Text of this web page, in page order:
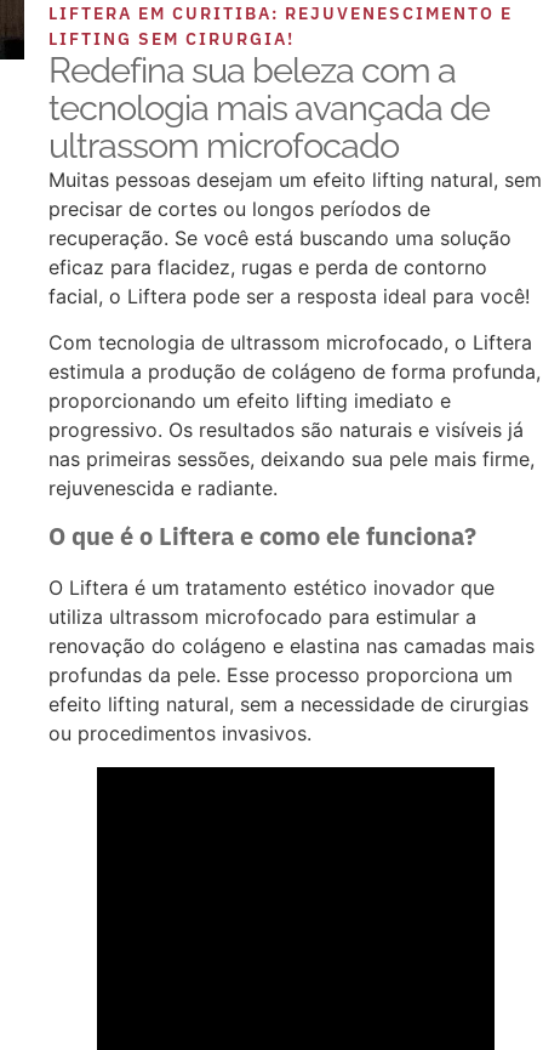
LIFTERA EM CURITIBA: REJUVENESCIMENTO E
LIFTING SEM CIRURGIA!
Redefina sua beleza com a
tecnologia mais avançada de
ultrassom microfocado
Muitas pessoas desejam um efeito lifting natural, sem
precisar de cortes ou longos períodos de
recuperação. Se você está buscando uma solução
eficaz para flacidez, rugas e perda de contorno
facial, o Liftera pode ser a resposta ideal para você!
Com tecnologia de ultrassom microfocado, o Liftera
estimula a produção de colágeno de forma profunda,
proporcionando um efeito lifting imediato e
progressivo. Os resultados são naturais e visíveis já
nas primeiras sessões, deixando sua pele mais firme,
rejuvenescida e radiante.
O que é o Liftera e como ele funciona?
O Liftera é um tratamento estético inovador que
utiliza ultrassom microfocado para estimular a
renovação do colágeno e elastina nas camadas mais
profundas da pele. Esse processo proporciona um
efeito lifting natural, sem a necessidade de cirurgias
ou procedimentos invasivos.